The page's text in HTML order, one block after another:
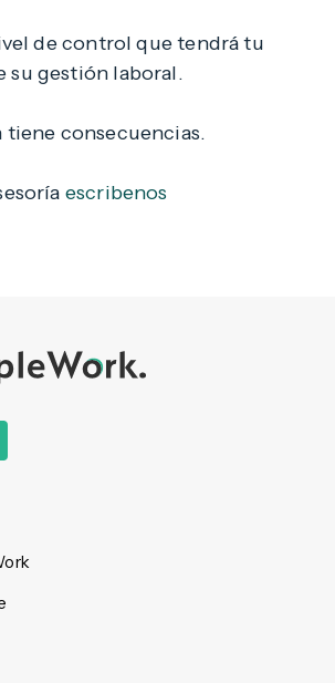
de control que tendrá tu
su gestión laboral.
tiene consecuencias.
escribenos